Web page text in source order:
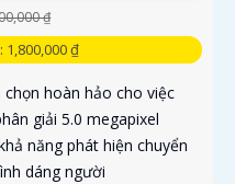
₫
1,800,000 ₫
chọn hoàn hảo cho việc
giải 5.0 megapixel
năng phát hiện chuyển
dáng người